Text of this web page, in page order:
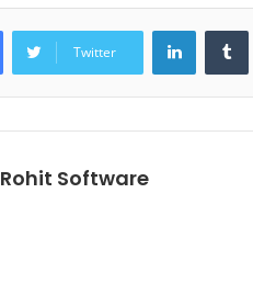
Twitter
LinkedIn
Rohit Software